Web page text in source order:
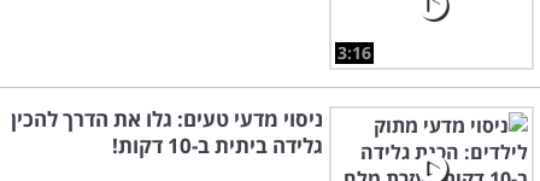
3:16
ניסוי מדעי טעים: גלו את הדרך להכין
גלידה ביתית ב-10 דקות!